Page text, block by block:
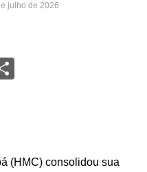
julho de 2026
Share
(HMC) consolidou sua